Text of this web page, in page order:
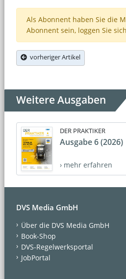
Als Abonnent haben Sie die
Abonnent sein, loggen Sie
vorheriger Artikel
Weitere Ausgaben
DER PRAKTIKER
Ausgabe 6 (2026)
› mehr erfahren
DVS Media GmbH
Über die DVS Media GmbH
Book-Shop
DVS-Regelwerksportal
JobPortal